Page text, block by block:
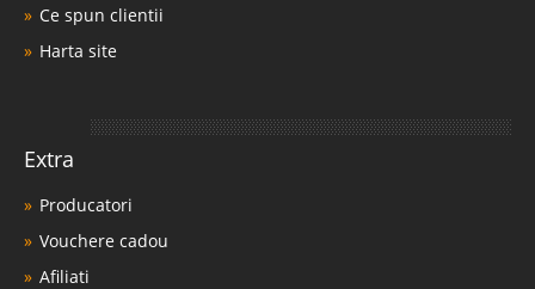
Ce spun clientii
Harta site
Extra
Producatori
Vouchere cadou
Afiliati